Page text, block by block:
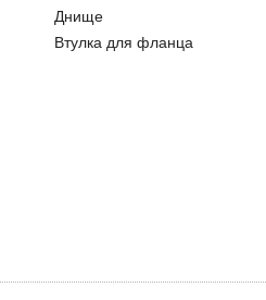
Днище
Втулка для фланца